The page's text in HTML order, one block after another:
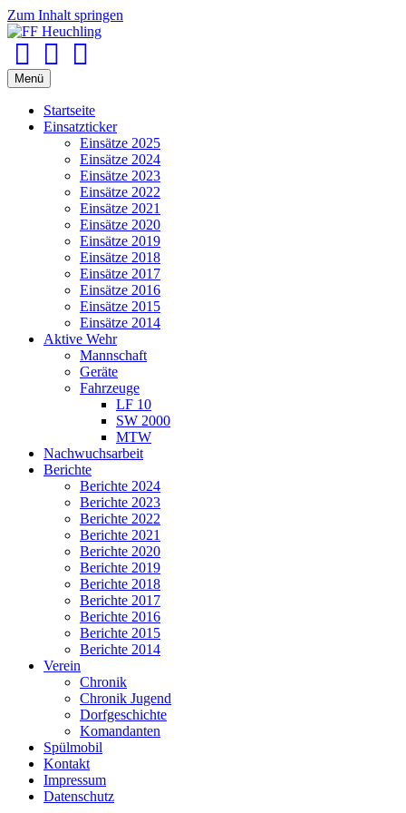
Zum Inhalt springen
Menü
Startseite
Einsatzticker
Einsätze 2025
Einsätze 2024
Einsätze 2023
Einsätze 2022
Einsätze 2021
Einsätze 2020
Einsätze 2019
Einsätze 2018
Einsätze 2017
Einsätze 2016
Einsätze 2015
Einsätze 2014
Aktive Wehr
Mannschaft
Geräte
Fahrzeuge
LF 10
SW 2000
MTW
Nachwuchsarbeit
Berichte
Berichte 2024
Berichte 2023
Berichte 2022
Berichte 2021
Berichte 2020
Berichte 2019
Berichte 2018
Berichte 2017
Berichte 2016
Berichte 2015
Berichte 2014
Verein
Chronik
Chronik Jugend
Dorfgeschichte
Komandanten
Spülmobil
Kontakt
Impressum
Datenschutz